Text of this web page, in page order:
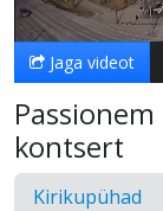
Jaga videot
kontsert
Kirikupühad